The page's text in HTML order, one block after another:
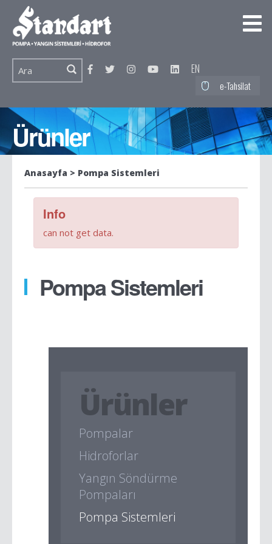
EN
e-Tahsilat
Ürünler
Anasayfa Pompa Sistemleri
Info
can not get data.
Pompa Sistemleri
Ürünler
Pompalar
Hidroforlar
Yangın Söndürme
Pompaları
Pompa Sistemleri